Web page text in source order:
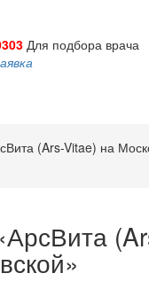
Для подбора врача
(Ars-Vitae) на